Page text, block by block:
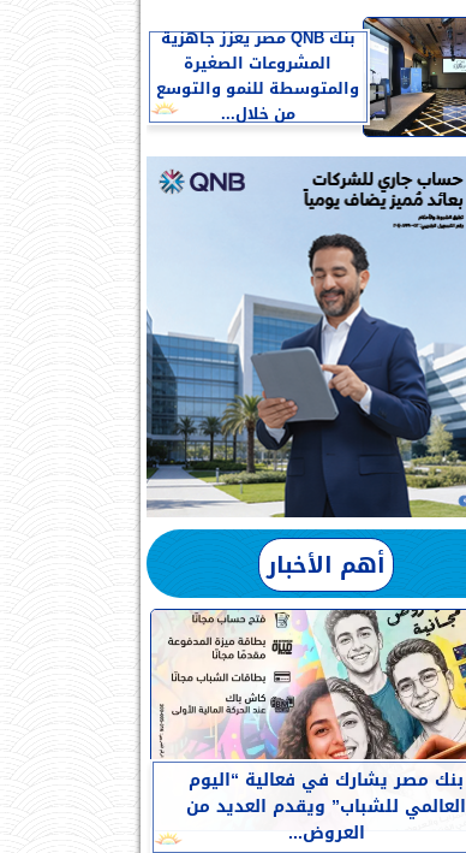
بنك QNB مصر يعزز جاهزية
المشروعات الصغيرة
والمتوسطة للنمو والتوسع
من خلال...
أهم الأخبار
بنك مصر يشارك في فعالية “اليوم
العالمي للشباب” ويقدم العديد من
العروض...